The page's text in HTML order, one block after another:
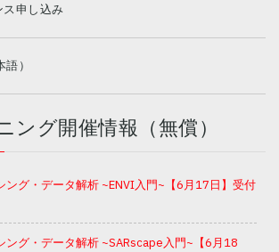
申し込み
）
ング開催情報（無償）
ング・データ解析 ~ENVI入門~【6月17日】受付
ング・データ解析 ~SARscape入門~【6月18